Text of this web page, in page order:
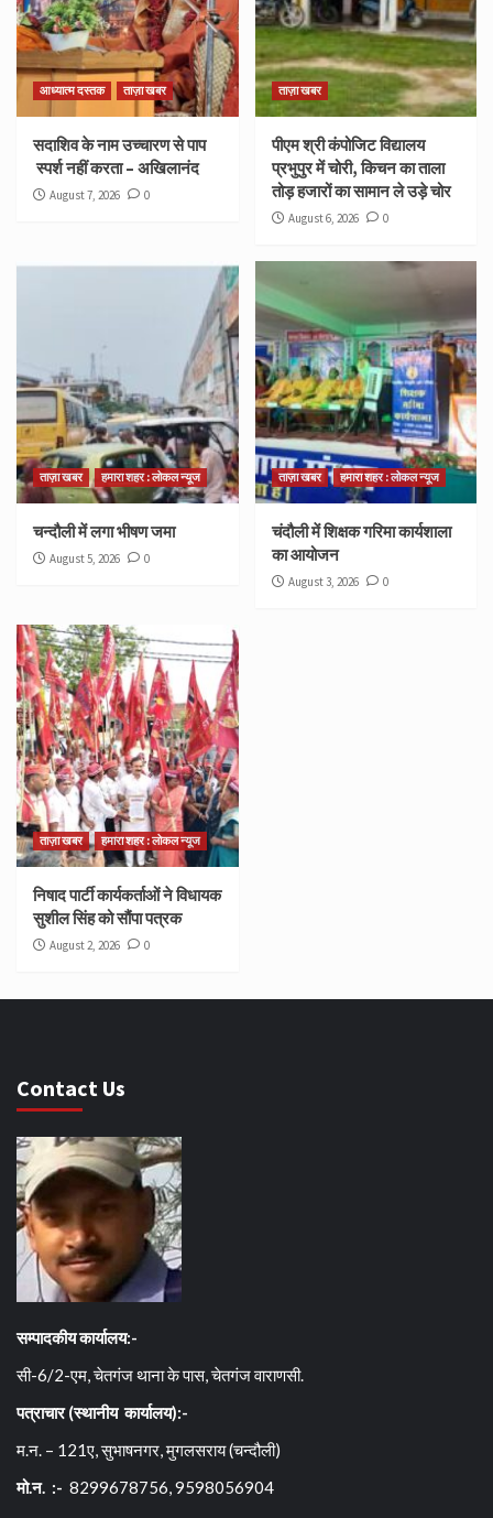
आध्यात्म दस्तक ताज़ा खबर
सदाशिव के नाम उच्चारण से पाप
स्पर्श नहीं करता – अखिलानंद
August 7, 2026 0
ताज़ा खबर
पीएम श्री कंपोजिट विद्यालय
प्रभुपुर में चोरी, किचन का ताला
तोड़ हजारों का सामान ले उड़े चोर
August 6, 2026 0
ताज़ा खबर हमारा शहर : लोकल न्यूज
चन्दौली में लगा भीषण जमा
August 5, 2026 0
ताज़ा खबर हमारा शहर : लोकल न्यूज
चंदौली में शिक्षक गरिमा कार्यशाला
का आयोजन
August 3, 2026 0
ताज़ा खबर हमारा शहर : लोकल न्यूज
निषाद पार्टी कार्यकर्ताओं ने विधायक
सुशील सिंह को सौंपा पत्रक
August 2, 2026 0
Contact Us
सम्पादकीय कार्यालय:-
सी-6/2-एम, चेतगंज थाना के पास, चेतगंज वाराणसी.
पत्राचार (स्थानीय कार्यालय):-
म.न. – 121ए, सुभाषनगर, मुगलसराय (चन्दौली)
मो.न. :- 8299678756, 9598056904